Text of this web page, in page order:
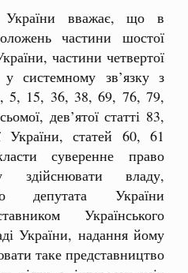
України вважає, що в
частини шостої
частини четвертої
у системному зв’язку з
5, 15, 36, 38, 69, 76, 79,
дев’ятої статті 83,
України, статей 60, 61
суверенне право
здійснювати владу,
депутата України
Українського
України, надання йому
таке представництво